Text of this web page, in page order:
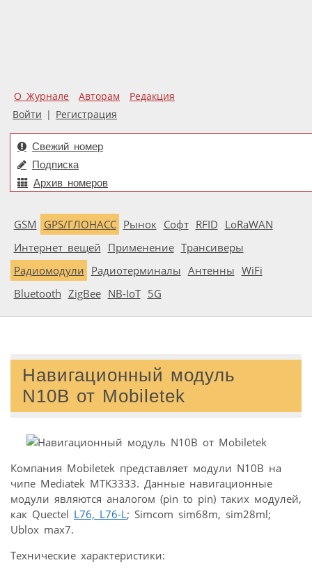
О Журнале Авторам
Редакция
Войти | Регистрация
Свежий номер
Подписка
Архив номеров
GSM GPS/ГЛОНАСС Рынок Софт RFID LoRaWAN
Интернет вещей Применение Трансиверы
Радиомодули Радиотерминалы Антенны WiFi
Bluetooth ZigBee NB-IoT 5G
Навигационный модуль
N10B от Mobiletek
Компания Mobiletek представляет модули N10B на
чипе Mediatek MTK3333. Данные навигационные
модули являются аналогом (pin to pin) таких модулей,
как Quectel L76, L76-L; Simcom sim68m, sim28ml;
Ublox max7.
Технические характеристики: